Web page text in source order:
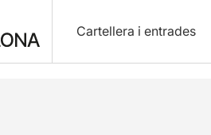
Cartellera i entrades